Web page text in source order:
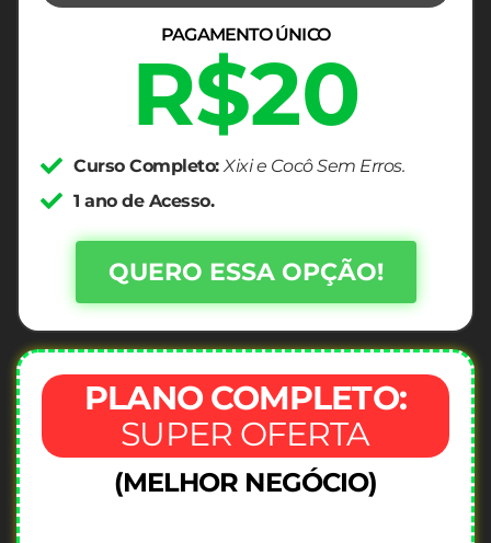
PAGAMENTO ÚNICO
R$20
Curso Completo:Xixi e Cocô Sem Erros.
1 ano de Acesso.
QUERO ESSA OPÇÃO!
PLANO COMPLETO:
SUPER OFERTA
(MELHOR NEGÓCIO)